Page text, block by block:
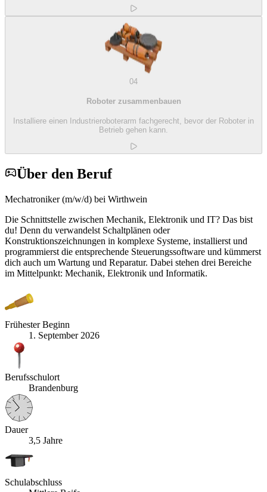
04
Roboter zusammenbauen
Installiere einen Industrieroboterarm fachgerecht, bevor der Roboter in
Betrieb gehen kann.
Über den Beruf
Mechatroniker (m/w/d) bei Wirthwein
Die Schnittstelle zwischen Mechanik, Elektronik und IT? Das bist
du! Denn du verwandelst Schaltplänen oder
Konstruktionszeichnungen in komplexe Systeme, installierst und
programmierst die entsprechende Steuerungssoftware und kümmerst
dich auch um Wartung und Reparatur. Dabei stehen drei Bereiche
im Mittelpunkt: Mechanik, Elektronik und Informatik.
Frühester Beginn
1. September 2026
Berufsschulort
Brandenburg
Dauer
3,5 Jahre
Schulabschluss